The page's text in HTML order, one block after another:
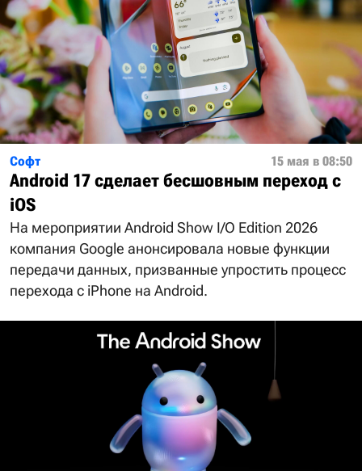
Софт 15 мая в 08:50
Android 17 сделает бесшовным переход с
iOS
На мероприятии Android Show I/O Edition 2026
компания Google анонсировала новые функции
передачи данных, призванные упростить процесс
перехода с iPhone на Android.